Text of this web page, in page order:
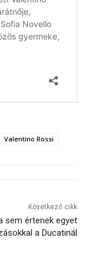
Valentino Rossi
Következő cikk
sem értenek egyet
a Ducatinál